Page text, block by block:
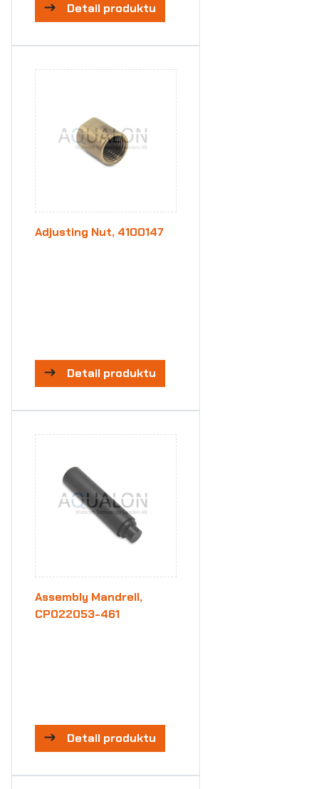
Detail produktu
Adjusting Nut, 4100147
Detail produktu
Assembly Mandrell,
CP022053-461
Detail produktu